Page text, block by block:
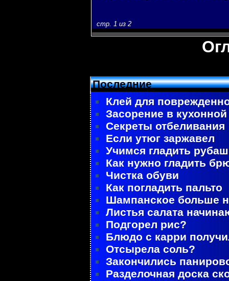
стр. 1 из 2
Последние
Клей для
Засорение в
Секреты отбеливания
Если утюг заржавел
Учимся гладить
Как нужно гладить
Чистка обуви
Как погладить пальто
Шампанское больше
Листья салата
Подгорел рис?
Блюдо с карри
Отсырела соль?
Закончились
Разделочная доска